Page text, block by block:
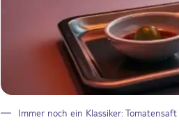
Immer noch ein Klassiker: